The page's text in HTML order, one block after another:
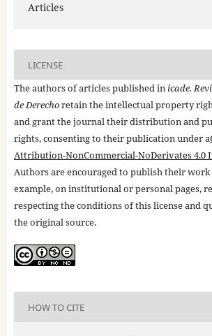
Articles
LICENSE
The authors of articles published in icade.
de Derechoretain the intellectual property
and grant the journal their distribution and
rights, consenting to their publication under a
Attribution-NonCommercial-NoDerivates 4.0
Authors are encouraged to publish their
example, on institutional or personal pages,
respecting the conditions of this license and
the original source.
HOW TO CITE